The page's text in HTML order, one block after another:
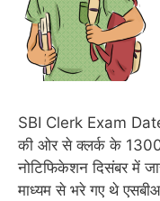
SBI Clerk Exam
की ओर से क्लर्क के
नोटिफिकेशन दिसंबर में
माध्यम से भरे गए थे